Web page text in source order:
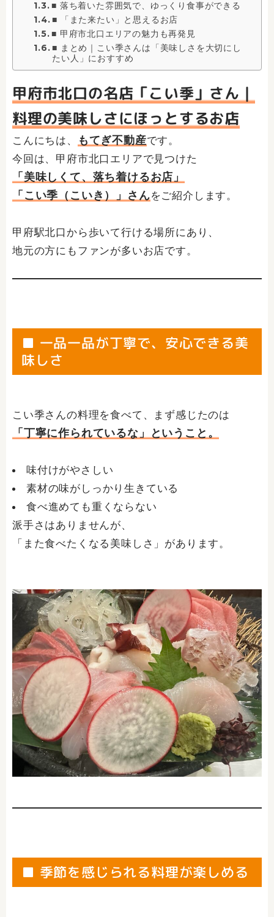
■ 落ち着いた雰囲気で、ゆっくり食事ができる
■ 「また来たい」と思えるお店
■ 甲府市北口エリアの魅力も再発見
■ まとめ｜こい季さんは「美味しさを大切にし
たい人」におすすめ
甲府市北口の名店「こい季」さん｜
料理の美味しさにほっとするお店
こんにちは、 もてぎ不動産です。
今回は、甲府市北口エリアで見つけた
「美味しくて、落ち着けるお店」
「こい季（こいき）」さんをご紹介します。
甲府駅北口から歩いて行ける場所にあり、
地元の方にもファンが多いお店です。
■ 一品一品が丁寧で、安心できる美
味しさ
こい季さんの料理を食べて、まず感じたのは
「丁寧に作られているな」ということ。
味付けがやさしい
素材の味がしっかり生きている
食べ進めても重くならない
派手さはありませんが、
「また食べたくなる美味しさ」があります。
■ 季節を感じられる料理が楽しめる